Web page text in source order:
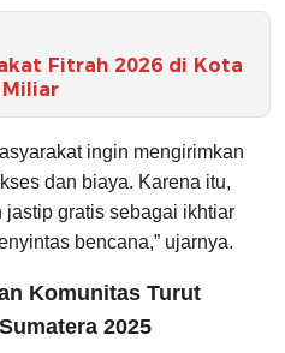
Fitrah 2026 di Kota
Miliar
ingin mengirimkan
dan biaya. Karena itu,
gratis sebagai ikhtiar
bencana,” ujarnya.
Komunitas Turut
2025